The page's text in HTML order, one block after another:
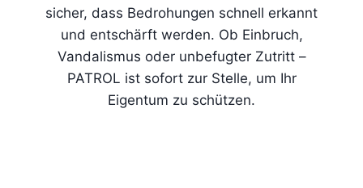
sicher, dass Bedrohungen schnell erkannt
und entschärft werden. Ob Einbruch,
Vandalismus oder unbefugter Zutritt –
PATROL ist sofort zur Stelle, um Ihr
Eigentum zu schützen.